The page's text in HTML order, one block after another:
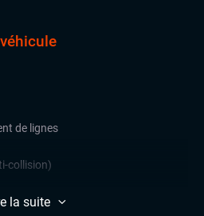
de lignes
collision)
et arrière
la suite